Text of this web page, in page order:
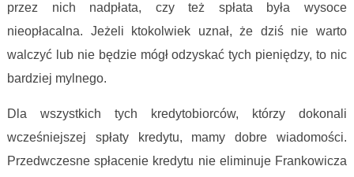
przez nich nadpłata, czy też spłata była wysoce
nieopłacalna. Jeżeli ktokolwiek uznał, że dziś nie warto
walczyć lub nie będzie mógł odzyskać tych pieniędzy, to nic
bardziej mylnego.
Dla wszystkich tych kredytobiorców, którzy dokonali
wcześniejszej spłaty kredytu, mamy dobre wiadomości.
Przedwczesne spłacenie kredytu nie eliminuje Frankowicza